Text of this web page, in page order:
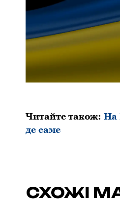
Читайте такoж: На
де саме
СХОЖІ